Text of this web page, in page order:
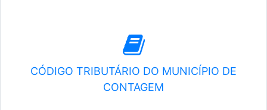
CÓDIGO TRIBUTÁRIO DO MUNICÍPIO DE
CONTAGEM